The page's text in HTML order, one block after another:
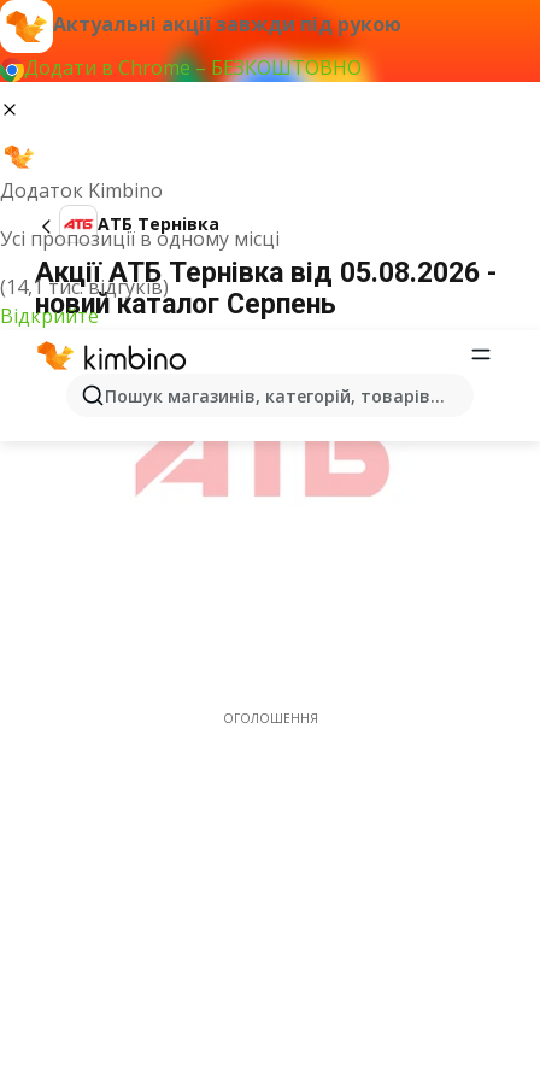
Актуальні акції завжди під рукою
Додати в Chrome – БЕЗКОШТОВНО
Додаток Kimbino
Усі пропозиції в одному місці
(14,1 тис. відгуків)
Відкрийте
Пошук магазинів, категорій, товарів...
АТБ Тернівка
Акції АТБ Тернівка від 05.08.2026 -
новий каталог Серпень
ОГОЛОШЕННЯ